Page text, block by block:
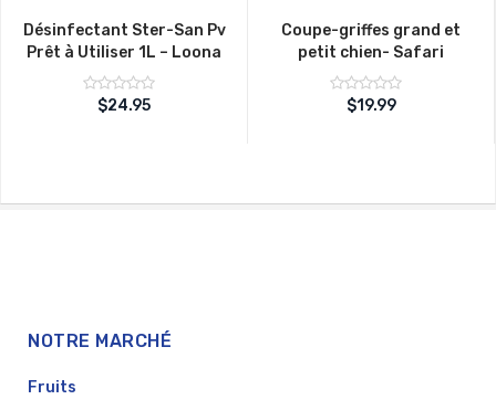
Désinfectant Ster-San Pv
Prêt à Utiliser 1L – Loona
Note
sur
$24.95
Coupe-griffes grand et
petit chien- Safari
Note
sur
$19.99
NOTRE MARCHÉ
Fruits